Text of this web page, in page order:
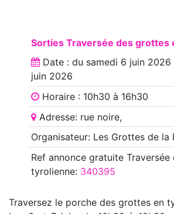
Sorties Traversée des grottes
Date : du samedi 6 juin 2026
juin 2026
Horaire : 10h30 à 16h30
Adresse: rue noire,
Organisateur: Les Grottes de la
Ref annoncegratuite Traversée
tyrolienne: 340395
Traversez le porche des grottes en